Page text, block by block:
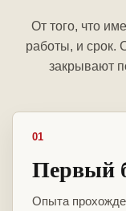
От того, что
работы, и срок.
закрывают
01
Первый
Опыта